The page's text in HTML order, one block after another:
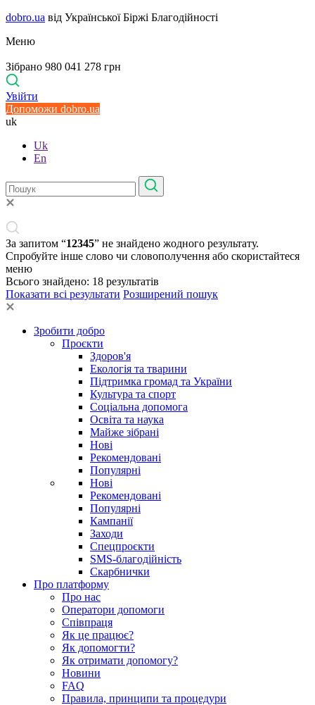
dobro.ua від Української Біржі Благодійності
Меню
Зібрано 980 041 278 грн
Увійти
Допоможи dobro.ua
uk
Uk
En
За запитом “12345” не знайдено жодного результату.
Спробуйте інше слово чи словополучення або скористайтеся
меню
Всього знайдено: 18 результатів
Показати всі результати Розширений пошук
Зробити добро
Проєкти
Здоров'я
Екологія та тварини
Підтримка громад та України
Культура та спорт
Соціальна допомога
Освіта та наука
Майже зібрані
Нові
Рекомендовані
Популярні
Нові
Рекомендовані
Популярні
Кампанії
Заходи
Спецпроєкти
SMS-благодійність
Скарбнички
Про платформу
Про нас
Оператори допомоги
Співпраця
Як це працює?
Як допомогти?
Як отримати допомогу?
Новини
FAQ
Правила, принципи та процедури